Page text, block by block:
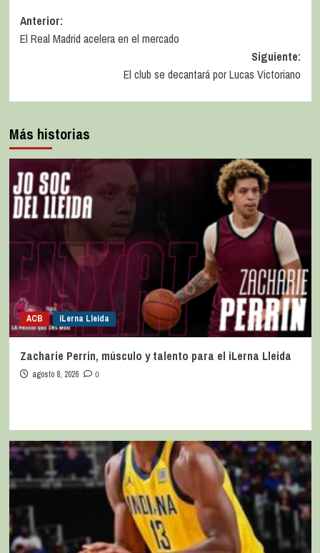
Anterior:
El Real Madrid acelera en el mercado
Siguiente:
El club se decantará por Lucas Victoriano
Más historias
ACB iLerna Lleida
Zacharie Perrin, músculo y talento para el iLerna Lleida
agosto 8, 2026 0